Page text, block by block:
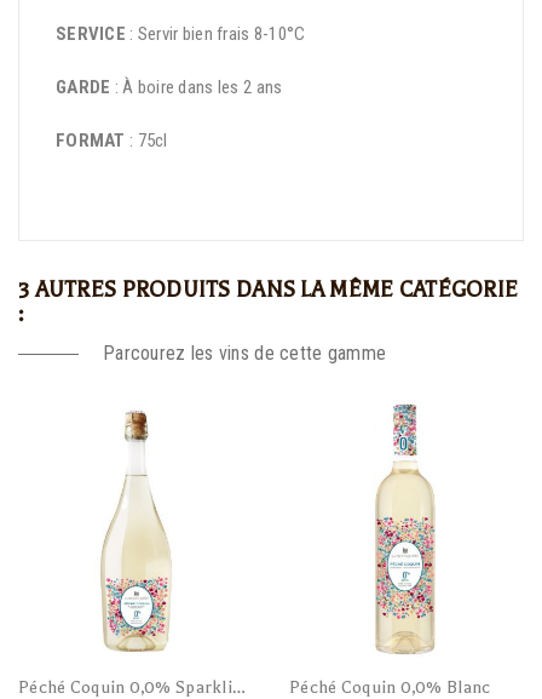
SERVICE : Servir bien frais 8-10°C
GARDE : À boire dans les 2 ans
FORMAT : 75cl
3 AUTRES PRODUITS DANS LA MÊME CATÉGORIE
:
Parcourez les vins de cette gamme
Péché Coquin 0,0% Sparkling Blanc De Blancs Péché Coquin 0,0% Blanc